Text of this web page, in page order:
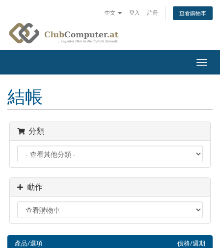
中文 登入 註冊 查看購物車
切
換
結帳
分類
動作
產品/選項 價格/週期